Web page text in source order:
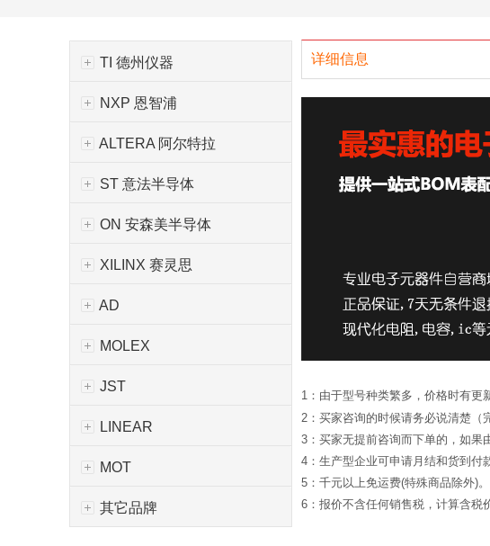
TI 德州仪器
NXP 恩智浦
ALTERA 阿尔特拉
ST 意法半导体
ON 安森美半导体
XILINX 赛灵思
AD
MOLEX
JST
LINEAR
MOT
其它品牌
详细信息
1：由于型号种类繁多，价格时有更
2：买家咨询的时候请务必说清楚（
3：买家无提前咨询而下单的，如果
4：生产型企业可申请月结和货到付
5：千元以上免运费(特殊商品除外)。
6：报价不含任何销售税，计算含税